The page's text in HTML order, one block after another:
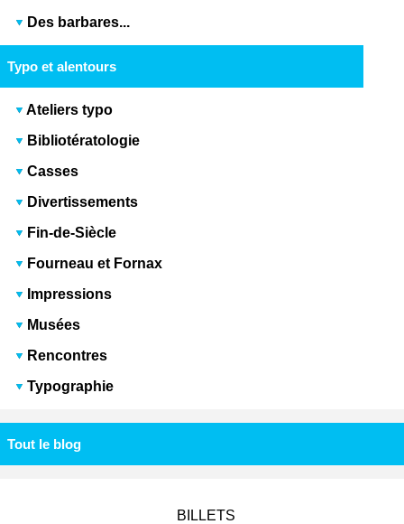
Des barbares...
Typo et alentours
Ateliers typo
Bibliotératologie
Casses
Divertissements
Fin-de-Siècle
Fourneau et Fornax
Impressions
Musées
Rencontres
Typographie
Tout le blog
BILLETS